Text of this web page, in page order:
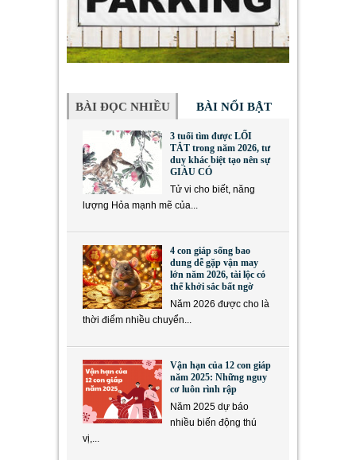
BÀI ĐỌC NHIỀU BÀI NỔI BẬT
3 tuổi tìm được LỐI
TẮT trong năm 2026, tư
duy khác biệt tạo nên sự
GIÀU CÓ
Tử vi cho biết, năng
lượng Hỏa mạnh mẽ của...
4 con giáp sống bao
dung dễ gặp vận may
lớn năm 2026, tài lộc có
thể khởi sắc bất ngờ
Năm 2026 được cho là
thời điểm nhiều chuyển...
Vận hạn của 12 con giáp
năm 2025: Những nguy
cơ luôn rình rập
Năm 2025 dự báo
nhiều biến động thú
vị,...